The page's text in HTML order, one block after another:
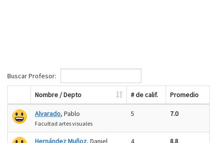
Buscar Profesor:
Nombre / Depto # de calif. Promedio
Alvarado, Pablo
Facultad artes visuales
5 7.0
Hernández Muñoz, Daniel 4 8.8